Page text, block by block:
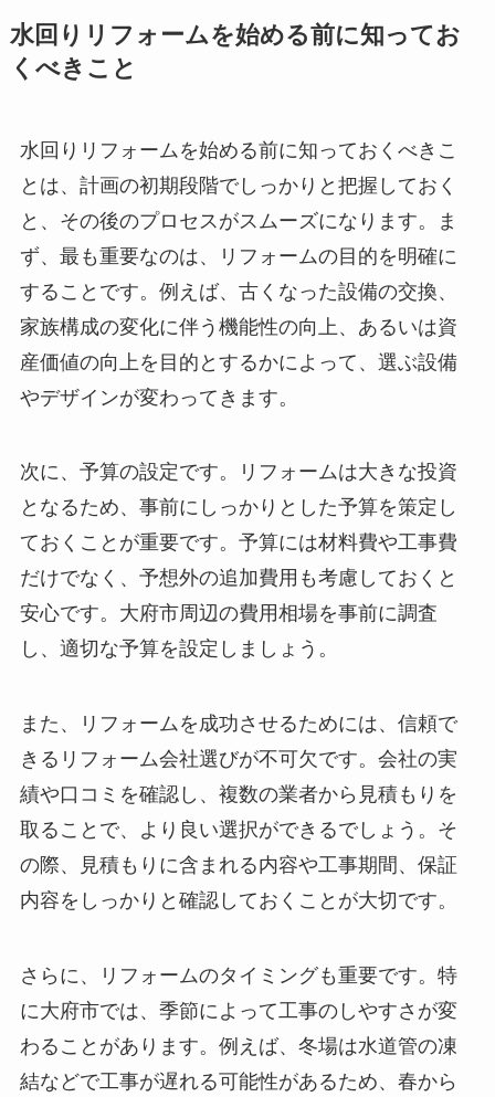
水回りリフォームを始める前に知ってお
くべきこと
水回りリフォームを始める前に知っておくべきこ
とは、計画の初期段階でしっかりと把握しておく
と、その後のプロセスがスムーズになります。ま
ず、最も重要なのは、リフォームの目的を明確に
することです。例えば、古くなった設備の交換、
家族構成の変化に伴う機能性の向上、あるいは資
産価値の向上を目的とするかによって、選ぶ設備
やデザインが変わってきます。
次に、予算の設定です。リフォームは大きな投資
となるため、事前にしっかりとした予算を策定し
ておくことが重要です。予算には材料費や工事費
だけでなく、予想外の追加費用も考慮しておくと
安心です。大府市周辺の費用相場を事前に調査
し、適切な予算を設定しましょう。
また、リフォームを成功させるためには、信頼で
きるリフォーム会社選びが不可欠です。会社の実
績や口コミを確認し、複数の業者から見積もりを
取ることで、より良い選択ができるでしょう。そ
の際、見積もりに含まれる内容や工事期間、保証
内容をしっかりと確認しておくことが大切です。
さらに、リフォームのタイミングも重要です。特
に大府市では、季節によって工事のしやすさが変
わることがあります。例えば、冬場は水道管の凍
結などで工事が遅れる可能性があるため、春から